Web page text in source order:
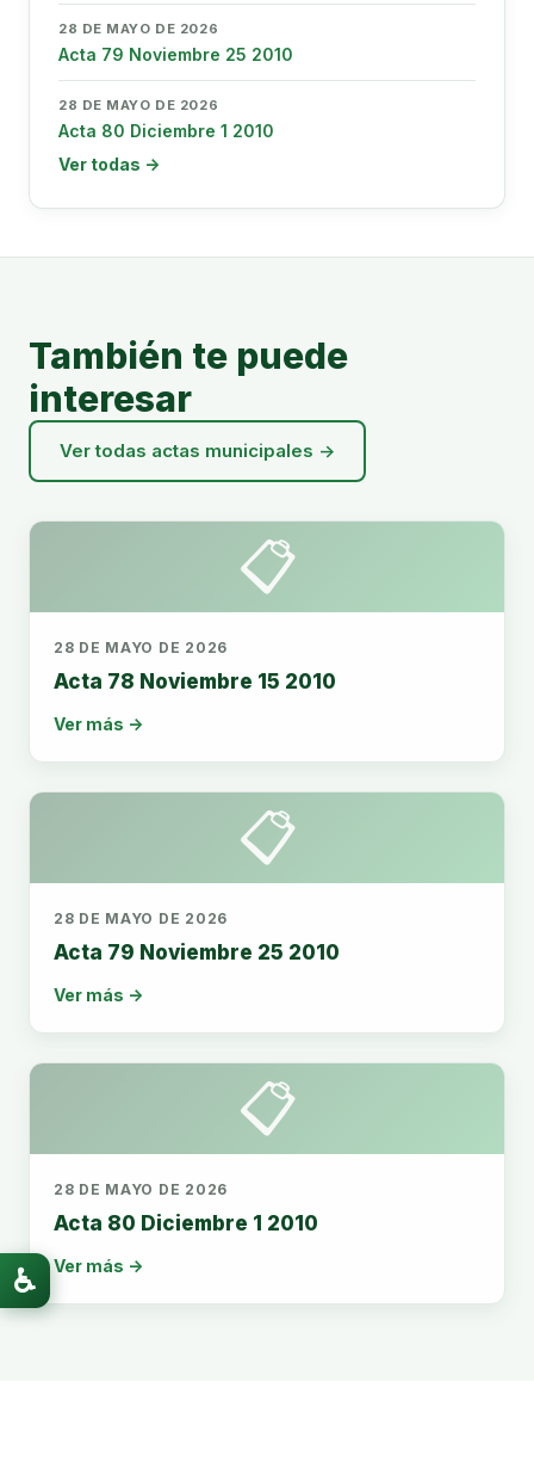
28 DE MAYO DE 2026
Acta 79 Noviembre 25 2010
28 DE MAYO DE 2026
Acta 80 Diciembre 1 2010
Ver todas →
También te puede
interesar
Ver todas actas municipales →
📋
28 DE MAYO DE 2026
Acta 78 Noviembre 15 2010
Ver más →
📋
28 DE MAYO DE 2026
Acta 79 Noviembre 25 2010
Ver más →
📋
28 DE MAYO DE 2026
Acta 80 Diciembre 1 2010
Ver más →
♿